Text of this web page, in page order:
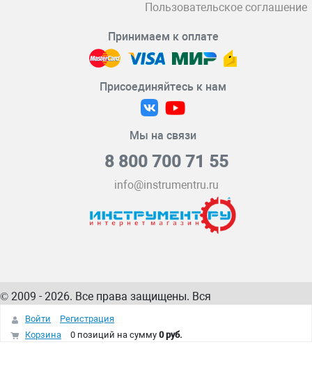
Пользовательское соглашение
Принимаем к оплате
Присоединяйтесь к нам
Мы на связи
8 800 700 71 55
info@instrumentru.ru
© 2009 - 2026. Все права защищены. Вся
информация на сайте – собственность
интернет-магазина
Войти
Регистрация
Корзина
0 позиций на сумму 0 руб.